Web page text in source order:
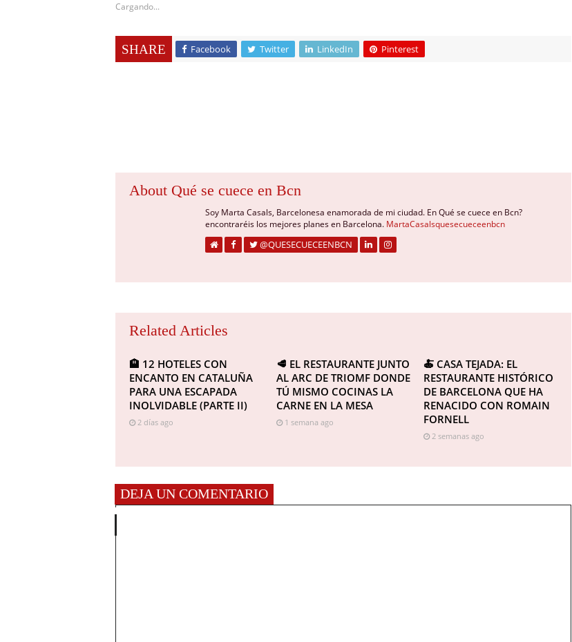
Cargando...
SHARE Facebook Twitter LinkedIn Pinterest
About Qué se cuece en Bcn
Soy Marta Casals, Barcelonesa enamorada de mi ciudad. En Qué se cuece en Bcn?
encontraréis los mejores planes en Barcelona. MartaCasalsquesecueceenbcn
@QUESECUECEENBCN
Related Articles
🏨 12 HOTELES CON
ENCANTO EN CATALUÑA
PARA UNA ESCAPADA
INOLVIDABLE (PARTE II)
2 días ago
🥩 EL RESTAURANTE JUNTO
AL ARC DE TRIOMF DONDE
TÚ MISMO COCINAS LA
CARNE EN LA MESA
1 semana ago
🍝 CASA TEJADA: EL
RESTAURANTE HISTÓRICO
DE BARCELONA QUE HA
RENACIDO CON ROMAIN
FORNELL
2 semanas ago
DEJA UN COMENTARIO